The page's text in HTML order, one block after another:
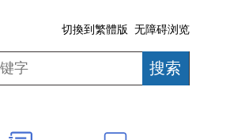
切換到繁體版 无障碍浏览